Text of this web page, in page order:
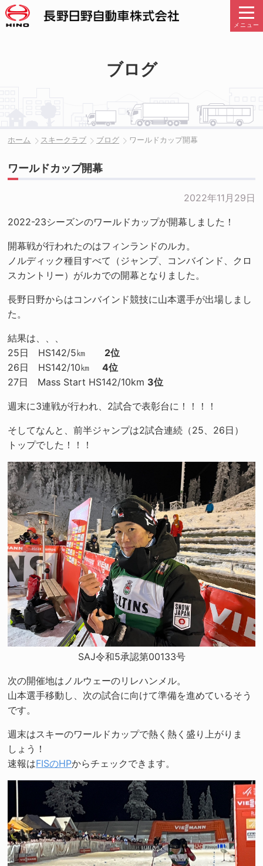
メニュー
ブログ
ホーム スキークラブ ブログ ワールドカップ開幕
ワールドカップ開幕
2022年11月29日
2022-23シーズンのワールドカップが開幕しました！
開幕戦が行われたのはフィンランドのルカ。
ノルディック種目すべて（ジャンプ、コンバインド、クロ
スカントリー）がルカでの開幕となりました。
長野日野からはコンバインド競技に山本選手が出場しまし
た。
結果は、、、
25日 HS142/5㎞ 2位
26日 HS142/10㎞4位
27日 Mass Start HS142/10km 3位
週末に3連戦が行われ、2試合で表彰台に！！！！
そしてなんと、前半ジャンプは2試合連続（25、26日）
トップでした！！！
SAJ令和5承認第00133号
次の開催地はノルウェーのリレハンメル。
山本選手移動し、次の試合に向けて準備を進めているそう
です。
週末はスキーのワールドカップで熱く熱く盛り上がりま
しょう！
速報はFISのHPからチェックできます。